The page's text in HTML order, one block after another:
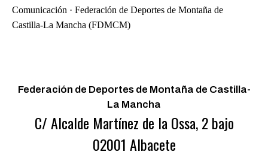
Comunicación · Federación de Deportes de Montaña de
Castilla-La Mancha (FDMCM)
Federación de Deportes de Montaña de Castilla-
La Mancha
C/ Alcalde Martínez de la Ossa, 2 bajo
02001 Albacete